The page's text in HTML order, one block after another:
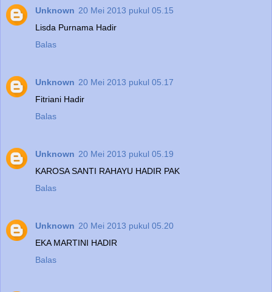
Unknown 20 Mei 2013 pukul 05.15
Lisda Purnama Hadir
Balas
Unknown 20 Mei 2013 pukul 05.17
Fitriani Hadir
Balas
Unknown 20 Mei 2013 pukul 05.19
KAROSA SANTI RAHAYU HADIR PAK
Balas
Unknown 20 Mei 2013 pukul 05.20
EKA MARTINI HADIR
Balas